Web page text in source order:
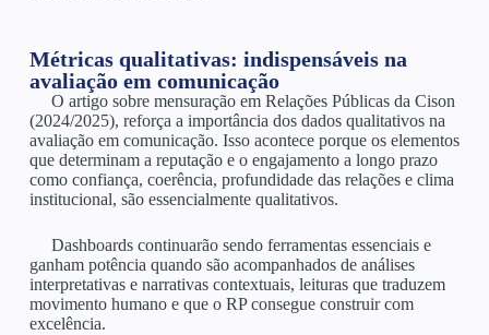
Métricas qualitativas: indispensáveis na
avaliação em comunicação
O artigo sobre mensuração em Relações Públicas da Cison
(2024/2025), reforça a importância dos dados qualitativos na
avaliação em comunicação. Isso acontece porque os elementos
que determinam a reputação e o engajamento a longo prazo
como confiança, coerência, profundidade das relações e clima
institucional, são essencialmente qualitativos.
Dashboards continuarão sendo ferramentas essenciais e
ganham potência quando são acompanhados de análises
interpretativas e narrativas contextuais, leituras que traduzem
movimento humano e que o RP consegue construir com
excelência.